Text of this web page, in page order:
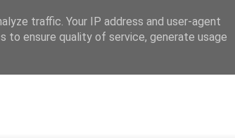
traffic. Your IP address and user-agent
to ensure quality of service, generate usage